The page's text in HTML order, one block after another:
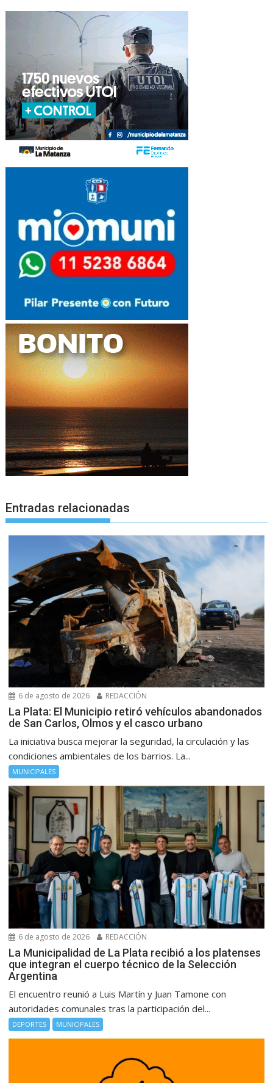
Entradas relacionadas
6 de agosto de 2026 REDACCIÓN
La Plata: El Municipio retiró vehículos abandonados
de San Carlos, Olmos y el casco urbano
La iniciativa busca mejorar la seguridad, la circulación y las
condiciones ambientales de los barrios. La...
MUNICIPALES
6 de agosto de 2026 REDACCIÓN
La Municipalidad de La Plata recibió a los platenses
que integran el cuerpo técnico de la Selección
Argentina
El encuentro reunió a Luis Martín y Juan Tamone con
autoridades comunales tras la participación del...
DEPORTES MUNICIPALES